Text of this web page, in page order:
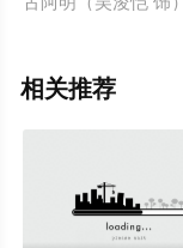
相关推荐